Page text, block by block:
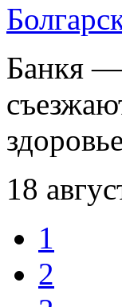
Банкя —
18
1
2